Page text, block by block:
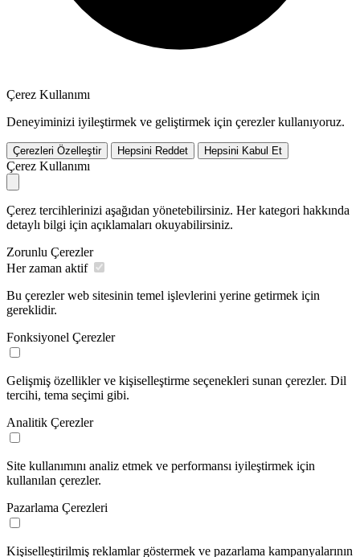
Çerez Kullanımı
Deneyiminizi iyileştirmek ve geliştirmek için çerezler kullanıyoruz.
Çerezleri Özelleştir Hepsini Reddet Hepsini Kabul Et
Çerez Kullanımı
Çerez tercihlerinizi aşağıdan yönetebilirsiniz. Her kategori hakkında
detaylı bilgi için açıklamaları okuyabilirsiniz.
Zorunlu Çerezler
Her zaman aktif
Bu çerezler web sitesinin temel işlevlerini yerine getirmek için
gereklidir.
Fonksiyonel Çerezler
Gelişmiş özellikler ve kişiselleştirme seçenekleri sunan çerezler. Dil
tercihi, tema seçimi gibi.
Analitik Çerezler
Site kullanımını analiz etmek ve performansı iyileştirmek için
kullanılan çerezler.
Pazarlama Çerezleri
Kişiselleştirilmiş reklamlar göstermek ve pazarlama kampanyalarının